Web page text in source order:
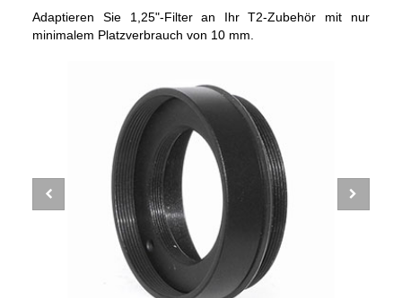
Adaptieren Sie 1,25"-Filter an Ihr T2-Zubehör mit nur
minimalem Platzverbrauch von 10 mm.